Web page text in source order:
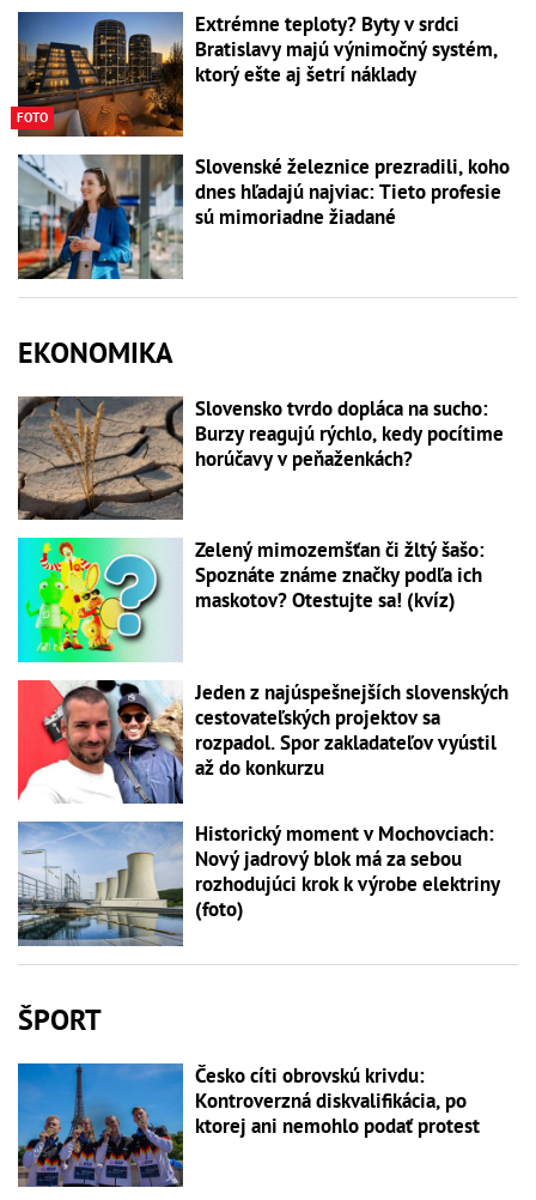
FOTO
Extrémne teploty? Byty v srdci
Bratislavy majú výnimočný systém,
ktorý ešte aj šetrí náklady
Slovenské železnice prezradili, koho
dnes hľadajú najviac: Tieto profesie
sú mimoriadne žiadané
EKONOMIKA
Slovensko tvrdo dopláca na sucho:
Burzy reagujú rýchlo, kedy pocítime
horúčavy v peňaženkách?
Zelený mimozemšťan či žltý šašo:
Spoznáte známe značky podľa ich
maskotov? Otestujte sa! (kvíz)
Jeden z najúspešnejších slovenských
cestovateľských projektov sa
rozpadol. Spor zakladateľov vyústil
až do konkurzu
Historický moment v Mochovciach:
Nový jadrový blok má za sebou
rozhodujúci krok k výrobe elektriny
(foto)
ŠPORT
Česko cíti obrovskú krivdu:
Kontroverzná diskvalifikácia, po
ktorej ani nemohlo podať protest